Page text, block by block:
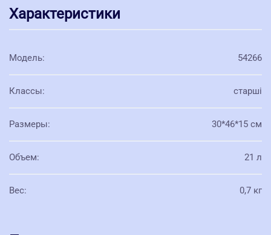
Характеристики
Модель: 54266
Классы: старші
Размеры: 30*46*15 см
Объем: 21 л
Вес: 0,7 кг